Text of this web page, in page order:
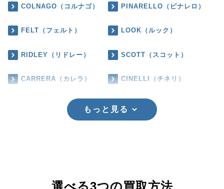
COLNAGO（コルナゴ） PINARELLO（ピナレロ）
FELT（フェルト） LOOK（ルック）
RIDLEY（リドレー） SCOTT（スコット）
CARRERA（カレラ） CINELLI（チネリ）
もっと見る
選べる3つの買取方法